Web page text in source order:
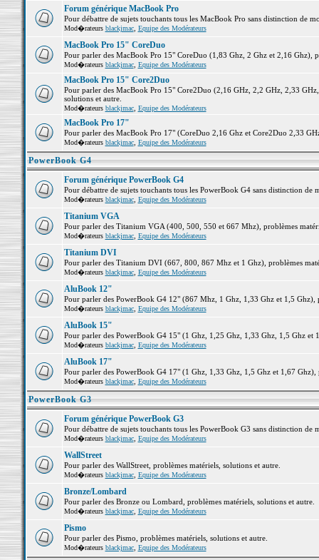
Forum générique MacBook Pro
Pour débattre de sujets touchants tous les MacBook Pro sans distinction de
Mod�rateurs blackjmac, Equipe des Modérateurs
MacBook Pro 15" CoreDuo
Pour parler des MacBook Pro 15" CoreDuo (1,83 Ghz, 2 Ghz et 2,16 Ghz),
Mod�rateurs blackjmac, Equipe des Modérateurs
MacBook Pro 15" Core2Duo
Pour parler des MacBook Pro 15" Core2Duo (2,16 GHz, 2,2 GHz, 2,33
solutions et autre.
Mod�rateurs blackjmac, Equipe des Modérateurs
MacBook Pro 17"
Pour parler des MacBook Pro 17" (CoreDuo 2,16 Ghz et Core2Duo 2,33
Mod�rateurs blackjmac, Equipe des Modérateurs
PowerBook G4
Forum générique PowerBook G4
Pour débattre de sujets touchants tous les PowerBook G4 sans distinction de
Mod�rateurs blackjmac, Equipe des Modérateurs
Titanium VGA
Pour parler des Titanium VGA (400, 500, 550 et 667 Mhz), problèmes
Mod�rateurs blackjmac, Equipe des Modérateurs
Titanium DVI
Pour parler des Titanium DVI (667, 800, 867 Mhz et 1 Ghz), problèmes
Mod�rateurs blackjmac, Equipe des Modérateurs
AluBook 12"
Pour parler des PowerBook G4 12" (867 Mhz, 1 Ghz, 1,33 Ghz et 1,5 Ghz),
Mod�rateurs blackjmac, Equipe des Modérateurs
AluBook 15"
Pour parler des PowerBook G4 15" (1 Ghz, 1,25 Ghz, 1,33 Ghz, 1,5 Ghz et
Mod�rateurs blackjmac, Equipe des Modérateurs
AluBook 17"
Pour parler des PowerBook G4 17" (1 Ghz, 1,33 Ghz, 1,5 Ghz et 1,67 Ghz),
Mod�rateurs blackjmac, Equipe des Modérateurs
PowerBook G3
Forum générique PowerBook G3
Pour débattre de sujets touchants tous les PowerBook G3 sans distinction de
Mod�rateurs blackjmac, Equipe des Modérateurs
WallStreet
Pour parler des WallStreet, problèmes matériels, solutions et autre.
Mod�rateurs blackjmac, Equipe des Modérateurs
Bronze/Lombard
Pour parler des Bronze ou Lombard, problèmes matériels, solutions et autre.
Mod�rateurs blackjmac, Equipe des Modérateurs
Pismo
Pour parler des Pismo, problèmes matériels, solutions et autre.
Mod�rateurs blackjmac, Equipe des Modérateurs